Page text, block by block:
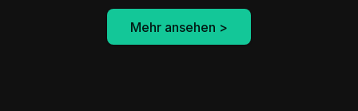
Mehr ansehen >